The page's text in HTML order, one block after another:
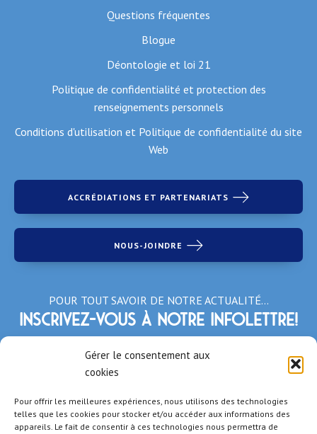
Gérer le consentement aux
cookies
Pour offrir les meilleures expériences, nous utilisons des technologies
telles que les cookies pour stocker et/ou accéder aux informations des
appareils. Le fait de consentir à ces technologies nous permettra de
Questions fréquentes
Blogue
Déontologie et loi 21
Politique de confidentialité et protection des
renseignements personnels
Conditions d'utilisation et Politique de confidentialité du site
Web
ACCRÉDIATIONS ET PARTENARIATS
NOUS-JOINDRE
POUR TOUT SAVOIR DE NOTRE ACTUALITÉ…
Inscrivez-vous à notre infolettre!
*Champs obligatoires